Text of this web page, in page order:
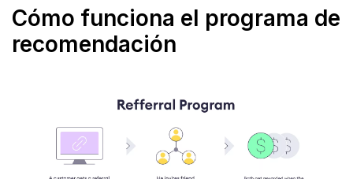
Cómo funciona el programa de
recomendación